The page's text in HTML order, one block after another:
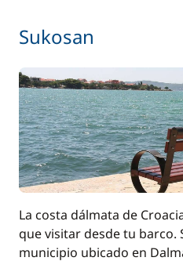
Sukosan
La costa dálmata de
que visitar desde tu barco.
municipio ubicado en